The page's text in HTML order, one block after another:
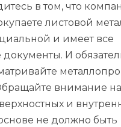
в том, что
листовой
и имеет все
И
внимание на
и
не должно быть